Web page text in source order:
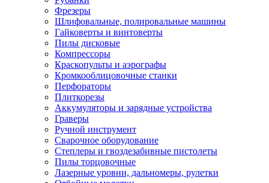
Фрезеры
Шлифовальные, полировальные машины
Гайковерты и винтоверты
Пилы дисковые
Компрессоры
Краскопульты и аэрографы
Кромкооблицовочные станки
Перфораторы
Плиткорезы
Аккумуляторы и зарядные устройства
Граверы
Ручной инструмент
Сварочное оборудование
Степлеры и гвоздезабивные пистолеты
Пилы торцовочные
Лазерные уровни, дальномеры, рулетки